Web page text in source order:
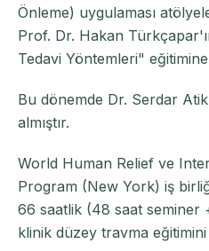
Önleme) uygulaması
Prof. Dr. Hakan
Tedavi Yöntemleri" eğitimine
Bu dönemde Dr. Serdar
almıştır.
World Human Relief ve
Program (New York) iş
66 saatlik (48 saat seminer
klinik düzey travma eğitimini